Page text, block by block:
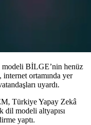
BİLGE’nin henüz
internet ortamında yer
uyardı.
Türkiye Yapay Zekâ
dil modeli altyapısı
yaptı.